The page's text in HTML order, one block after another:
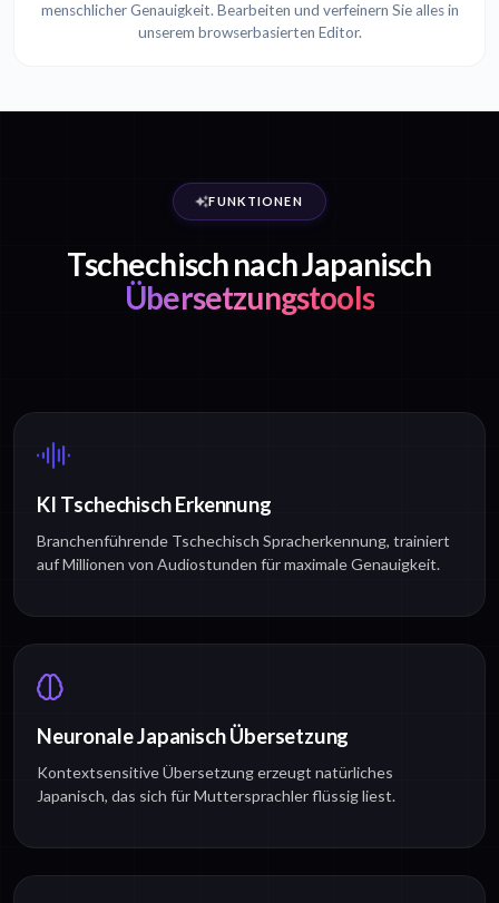
menschlicher Genauigkeit. Bearbeiten und verfeinern Sie alles in
unserem browserbasierten Editor.
FUNKTIONEN
Tschechisch nach Japanisch
Übersetzungstools
KI Tschechisch Erkennung
Branchenführende Tschechisch Spracherkennung, trainiert
auf Millionen von Audiostunden für maximale Genauigkeit.
Neuronale Japanisch Übersetzung
Kontextsensitive Übersetzung erzeugt natürliches
Japanisch, das sich für Muttersprachler flüssig liest.